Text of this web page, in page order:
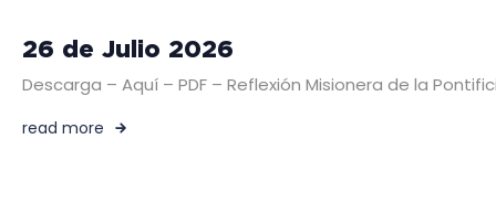
26 de Julio 2026
Descarga – Aquí – PDF – Reflexión Misionera de la
read more